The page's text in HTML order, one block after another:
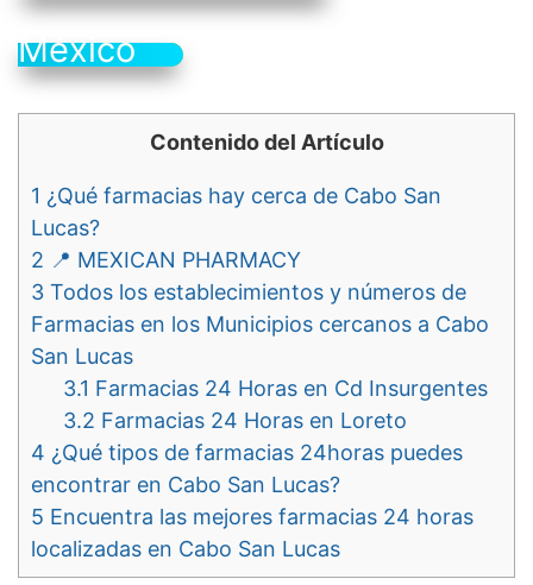
México
Contenido del Artículo
1 ¿Qué farmacias hay cerca de Cabo San
Lucas?
2 📍 MEXICAN PHARMACY
3 Todos los establecimientos y números de
Farmacias en los Municipios cercanos a Cabo
San Lucas
3.1 Farmacias 24 Horas en Cd Insurgentes
3.2 Farmacias 24 Horas en Loreto
4 ¿Qué tipos de farmacias 24horas puedes
encontrar en Cabo San Lucas?
5 Encuentra las mejores farmacias 24 horas
localizadas en Cabo San Lucas